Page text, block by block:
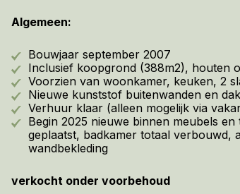
Algemeen:
Bouwjaar september 2007
Inclusief koopgrond (388m2), houten
Voorzien van woonkamer, keuken, 2
Nieuwe kunststof buitenwanden en
Verhuur klaar (alleen mogelijk via
Begin 2025 nieuwe binnen meubels
geplaatst, badkamer totaal verbouwd,
wandbekleding
verkocht onder voorbehoud